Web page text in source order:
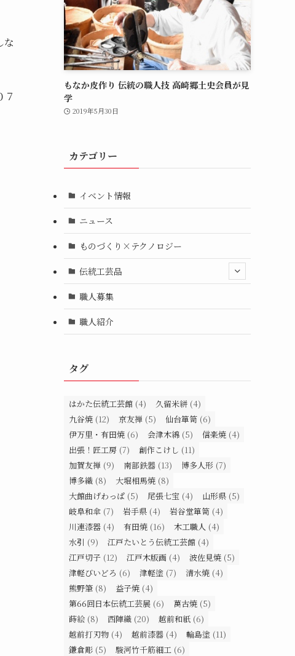
な
７
もなか皮作り 伝統の職人技 高崎郷土史会員が見
学
2019年5月30日
カテゴリー
イベント情報
ニュース
ものづくり×テクノロジー
伝統工芸品
職人募集
職人紹介
タグ
はかた伝統工芸館 (4) 久留米絣 (4)
九谷焼 (12) 京友禅 (5) 仙台箪笥 (6)
伊万里・有田焼 (6) 会津木綿 (5) 信楽焼 (4)
出張！匠工房 (7) 創作こけし (11)
加賀友禅 (9) 南部鉄器 (13) 博多人形 (7)
博多織 (8) 大堀相馬焼 (8)
大館曲げわっぱ (5) 尾張七宝 (4) 山形県 (5)
岐阜和傘 (7) 岩手県 (4) 岩谷堂箪笥 (4)
川連漆器 (4) 有田焼 (16) 木工職人 (4)
水引 (9) 江戸たいとう伝統工芸館 (4)
江戸切子 (12) 江戸木版画 (4) 波佐見焼 (5)
津軽びいどろ (6) 津軽塗 (7) 清水焼 (4)
熊野筆 (8) 益子焼 (4)
第66回日本伝統工芸展 (6) 萬古焼 (5)
蒔絵 (8) 西陣織 (20) 越前和紙 (6)
越前打刃物 (4) 越前漆器 (4) 輪島塗 (11)
鎌倉彫 (5) 駿河竹千筋細工 (6)